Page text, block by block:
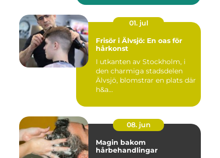
01. jul
Frisör i Älvsjö: En oas för
hårkonst
I utkanten av Stockholm, i
den charmiga stadsdelen
Älvsjö, blomstrar en plats där
h&a...
08. jun
Magin bakom
hårbehandlingar